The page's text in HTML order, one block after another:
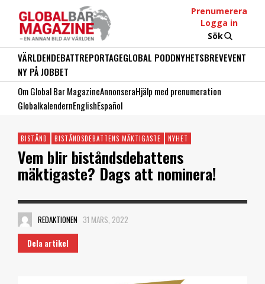
Prenumerera
Logga in
Sök
VÄRLDENDEBATTREPORTAGEGLOBAL PODDNYHETSBREVEVENT
NY PÅ JOBBET
Om Global Bar MagazineAnnonseraHjälp med prenumeration
GlobalkalendernEnglishEspañol
BISTÅND BISTÅNDSDEBATTENS MÄKTIGASTE NYHET
Vem blir biståndsdebattens
mäktigaste? Dags att nominera!
REDAKTIONEN 31 MARS, 2022
Dela artikel